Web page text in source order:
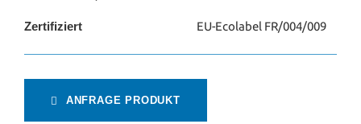
Zertifiziert EU-Ecolabel FR/004/009
ANFRAGE PRODUKT